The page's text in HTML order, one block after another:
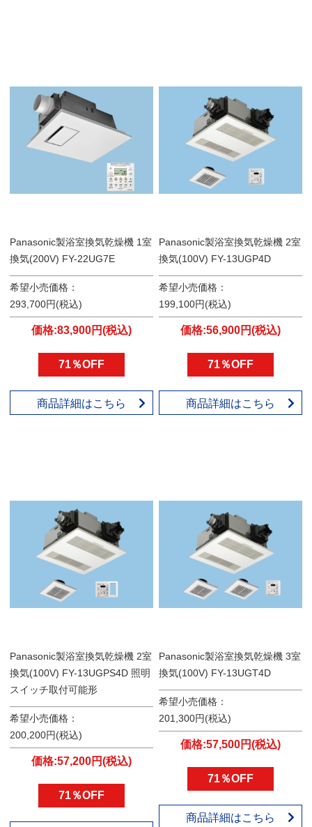
Panasonic製浴室換気乾燥機 1室
換気(200V) FY-22UG7E
希望小売価格：
293,700円(税込)
価格:83,900円(税込)
71％OFF
商品詳細はこちら
Panasonic製浴室換気乾燥機 2室
換気(100V) FY-13UGP4D
希望小売価格：
199,100円(税込)
価格:56,900円(税込)
71％OFF
商品詳細はこちら
Panasonic製浴室換気乾燥機 2室
換気(100V) FY-13UGPS4D 照明
スイッチ取付可能形
希望小売価格：
200,200円(税込)
価格:57,200円(税込)
71％OFF
Panasonic製浴室換気乾燥機 3室
換気(100V) FY-13UGT4D
希望小売価格：
201,300円(税込)
価格:57,500円(税込)
71％OFF
商品詳細はこちら